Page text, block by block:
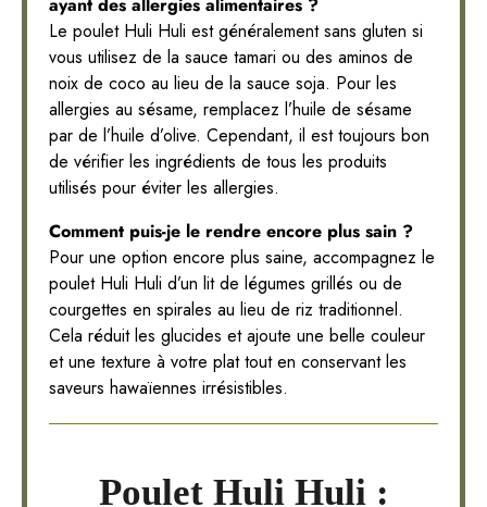
Le poulet Huli Huli est généralement sans gluten si
vous utilisez de la sauce tamari ou des aminos de
noix de coco au lieu de la sauce soja. Pour les
allergies au sésame, remplacez l’huile de sésame
par de l’huile d’olive. Cependant, il est toujours bon
de vérifier les ingrédients de tous les produits
utilisés pour éviter les allergies.
Comment puis-je le rendre encore plus sain ?
Pour une option encore plus saine, accompagnez le
poulet Huli Huli d’un lit de légumes grillés ou de
courgettes en spirales au lieu de riz traditionnel.
Cela réduit les glucides et ajoute une belle couleur
et une texture à votre plat tout en conservant les
saveurs hawaïennes irrésistibles.
Poulet Huli Huli :